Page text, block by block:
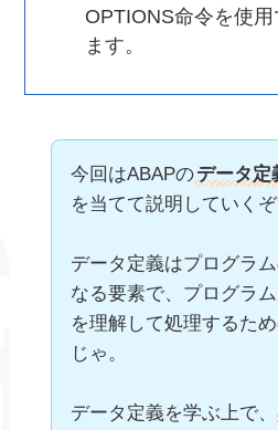
OPTIONS命令を使
ます。
今回はABAPのデータ定
を当てて説明していくぞ
データ定義はプログラ
なる要素で、プログラ
を理解して処理するた
じゃ。
データ定義を学ぶ上で